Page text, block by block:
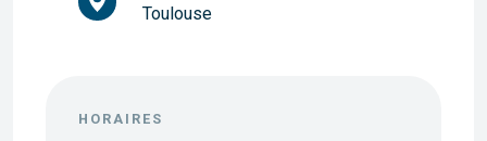
Toulouse
HORAIRES